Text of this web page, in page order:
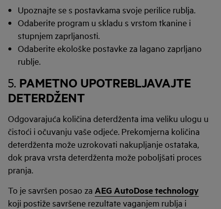
Upoznajte se s postavkama svoje perilice rublja.
Odaberite program u skladu s vrstom tkanine i
stupnjem zaprljanosti.
Odaberite ekološke postavke za lagano zaprljano
rublje.
5. PAMETNO UPOTREBLJAVAJTE
DETERDŽENT
Odgovarajuća količina deterdženta ima veliku ulogu u
čistoći i očuvanju vaše odjeće. Prekomjerna količina
deterdženta može uzrokovati nakupljanje ostataka,
dok prava vrsta deterdženta može poboljšati proces
pranja.
To je savršen posao za AEG AutoDose technology
koji postiže savršene rezultate vaganjem rublja i